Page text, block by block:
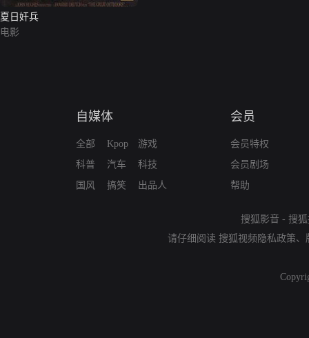
夏日奸兵
电影
自媒体
全部
科普
国风
Kpop
汽车
搞笑
游戏
科技
出品人
会员
会员特权
会员剧场
帮助
搜狐影音 - 搜
请仔细阅读 搜狐视频隐私政策、